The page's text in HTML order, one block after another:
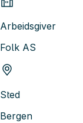
Arbeidsgiver
Folk AS
Sted
Bergen